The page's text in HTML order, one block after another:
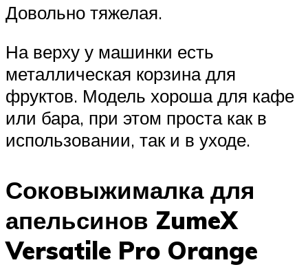
Довольно тяжелая.
На верху у машинки есть
металлическая корзина для
фруктов. Модель хороша для кафе
или бара, при этом проста как в
использовании, так и в уходе.
Соковыжималка для
апельсинов ZumeX
Versatile Pro Orange